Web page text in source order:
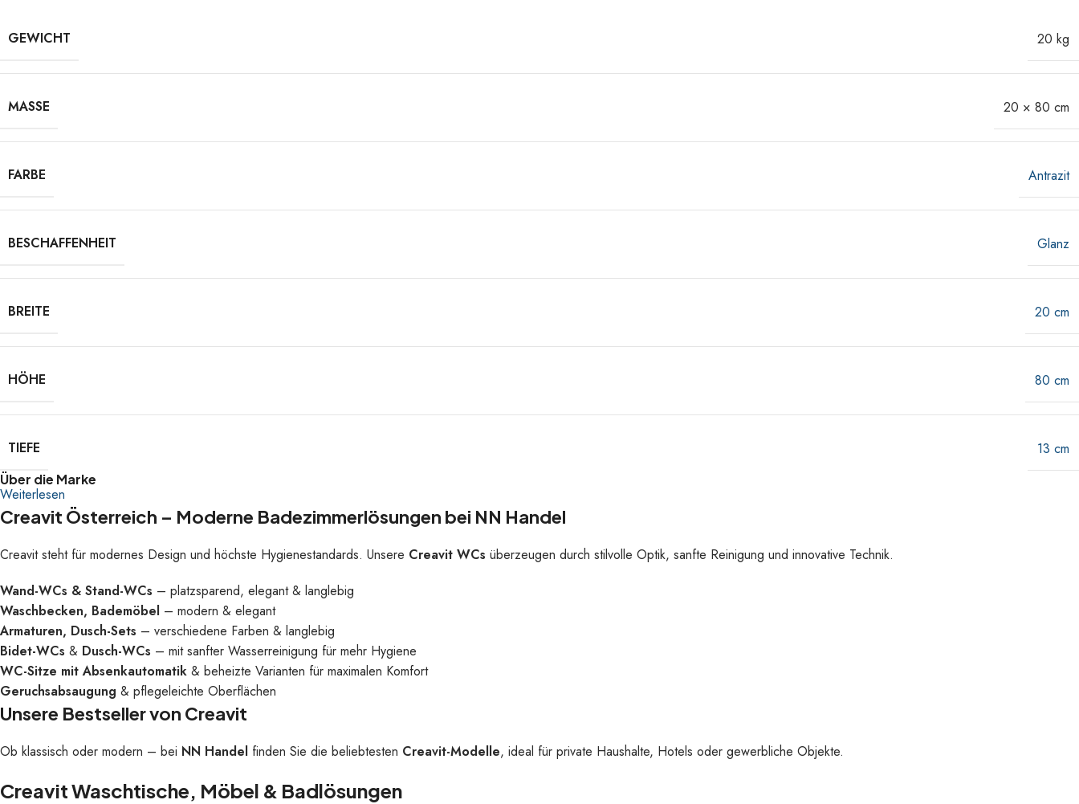
GEWICHT 20 kg
MASSE 20 × 80 cm
FARBE Antrazit
BESCHAFFENHEIT Glanz
BREITE 20 cm
HÖHE 80 cm
TIEFE 13 cm
Über die Marke
Creavit Österreich – Moderne Badezimmerlösungen bei NN Handel
Creavit steht für modernes Design und höchste Hygienestandards. Unsere Creavit WCs überzeugen durch stilvolle Optik, sanfte Reinigung und innovative Technik.
Wand-WCs & Stand-WCs – platzsparend, elegant & langlebig
Waschbecken, Bademöbel – modern & elegant
Armaturen, Dusch-Sets – verschiedene Farben & langlebig
Bidet-WCs & Dusch-WCs – mit sanfter Wasserreinigung für mehr Hygiene
WC-Sitze mit Absenkautomatik & beheizte Varianten für maximalen Komfort
Geruchsabsaugung & pflegeleichte Oberflächen
Unsere Bestseller von Creavit
Ob klassisch oder modern – bei NN Handel finden Sie die beliebtesten Creavit-Modelle, ideal für private Haushalte, Hotels oder gewerbliche Objekte.
Creavit Waschtische, Möbel & Badlösungen
Weiterlesen